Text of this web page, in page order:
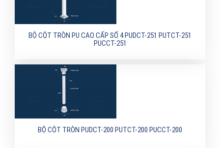
BỘ CỘT TRÒN PU CAO CẤP SỐ 4 PUDCT-251 PUTCT-251
PUCCT-251
BỘ CỘT TRÒN PUDCT-200 PUTCT-200 PUCCT-200